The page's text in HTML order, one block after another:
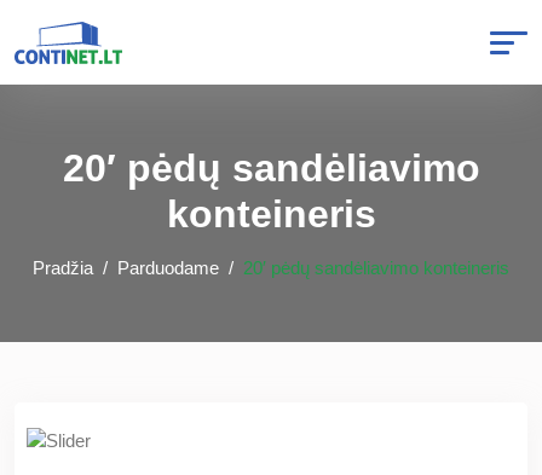
20′ pėdų sandėliavimo
konteineris
Pradžia Parduodame 20′ pėdų sandėliavimo konteineris